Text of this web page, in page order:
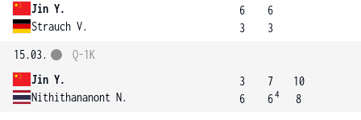
Jin Y.
Strauch V.
6
3
6
3
15.03.
Jin Y.
Nithithananont N.
Q-1K
3
6
7
64
10
8